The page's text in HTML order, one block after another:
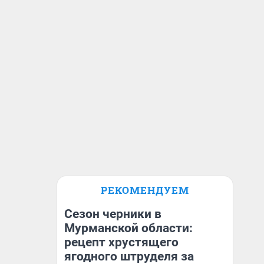
РЕКОМЕНДУЕМ
Сезон черники в
Мурманской области:
рецепт хрустящего
ягодного штруделя за